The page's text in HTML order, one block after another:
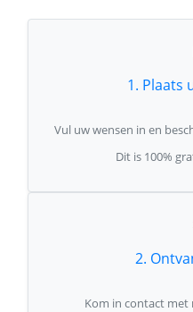
1. Plaats
Vul uw wensen in en
Dit is 100%
2.
Kom in contact met